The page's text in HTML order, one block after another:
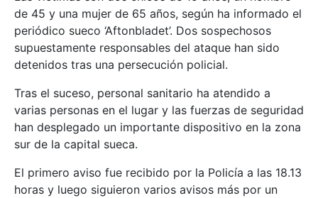
de 45 y una mujer de 65 años, según ha informado el
periódico sueco ‘Aftonbladet’. Dos sospechosos
supuestamente responsables del ataque han sido
detenidos tras una persecución policial.
Tras el suceso, personal sanitario ha atendido a
varias personas en el lugar y las fuerzas de seguridad
han desplegado un importante dispositivo en la zona
sur de la capital sueca.
El primero aviso fue recibido por la Policía a las 18.13
horas y luego siguieron varios avisos más por un